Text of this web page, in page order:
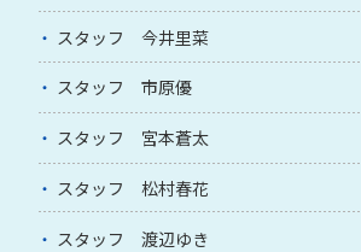
スタッフ 今井里菜
スタッフ 市原優
スタッフ 宮本蒼太
スタッフ 松村春花
スタッフ 渡辺ゆき